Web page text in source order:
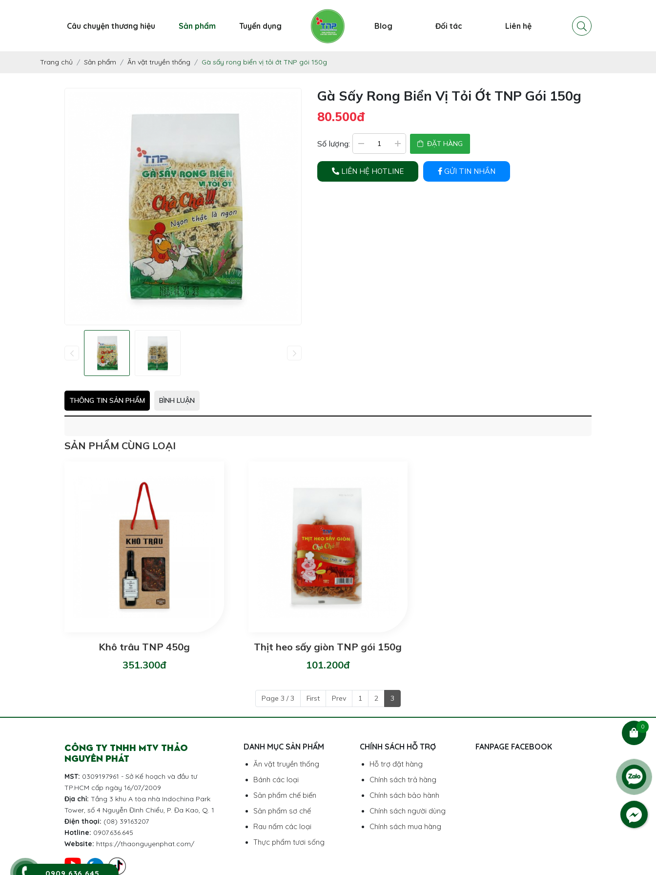
Câu chuyện thương hiệu Sản phẩm Tuyển dụng Blog Đối tác Liên hệ
Trang chủ Sản phẩm Ăn vặt truyền thống Gà sấy rong biển vị tỏi ớt TNP gói 150g
Gà Sấy Rong Biển Vị Tỏi Ớt TNP Gói 150g
80.500đ
Số lượng: ĐẶT HÀNG
LIÊN HỆ HOTLINE GỬI TIN NHẮN
THÔNG TIN SẢN PHẨM BÌNH LUẬN
SẢN PHẨM CÙNG LOẠI
Khô trâu TNP 450g
351.300đ
Thịt heo sấy giòn TNP gói 150g
101.200đ
Page 3 / 3 First Prev 1 2 3
CÔNG TY TNHH MTV THẢO
NGUYÊN PHÁT
MST: 0309197961 - Sở Kế hoạch và đầu tư
TP.HCM cấp ngày 16/07/2009
Địa chỉ: Tầng 3 khu A tòa nhà Indochina Park
Tower, số 4 Nguyễn Đình Chiểu, P. Đa Kao, Q. 1
Điện thoại: (08) 39163207
Hotline: 0907.636.645
Website: https://thaonguyenphat.com/
DANH MỤC SẢN PHẨM
Ăn vặt truyền thống
Bánh các loại
Sản phẩm chế biến
Sản phẩm sơ chế
Rau nấm các loại
Thực phẩm tươi sống
CHÍNH SÁCH HỖ TRỢ
Hỗ trợ đặt hàng
Chính sách trả hàng
Chính sách bảo hành
Chính sách người dùng
Chính sách mua hàng
FANPAGE FACEBOOK
0